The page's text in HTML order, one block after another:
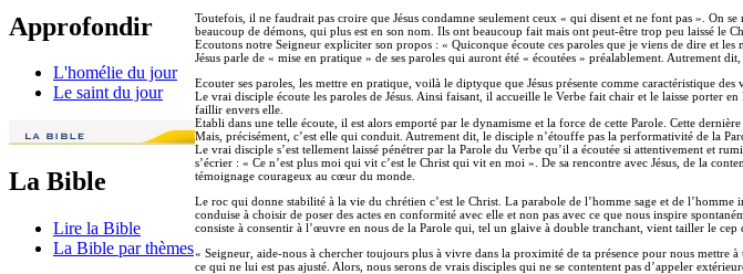
Approfondir
L'homélie du jour
Le saint du jour
La Bible
Lire la Bible
La Bible par thèmes
Toutefois, il ne faudrait pas croire que Jésus condamne seulement ceux « qui disent et ne font pas ». On
beaucoup de démons, qui plus est en son nom. Ils ont beaucoup fait mais ont peut-être trop peu laissé le
Ecoutons notre Seigneur expliciter son propos : « Quiconque écoute ces paroles que je viens de dire et
Jésus parle de « mise en pratique » de ses paroles qui auront été « écoutées » préalablement. Autrement
Ecouter ses paroles, les mettre en pratique, voilà le diptyque que Jésus présente comme caractéristique des
Le vrai disciple écoute les paroles de Jésus. Ainsi faisant, il accueille le Verbe fait chair et le laisse porter
faillir envers elle.
Etabli dans une telle écoute, il est alors emporté par le dynamisme et la force de cette Parole. Cette
Mais, précisément, c’est elle qui conduit. Autrement dit, le disciple n’étouffe pas la performativité de la
Le vrai disciple s’est tellement laissé pénétrer par la Parole du Verbe qu’il a écoutée si attentivement et
s’écrier : « Ce n’est plus moi qui vit c’est le Christ qui vit en moi ». De sa rencontre avec Jésus, de la
témoignage courageux au cœur du monde.
Le roc qui donne stabilité à la vie du chrétien c’est le Christ. La parabole de l’homme sage et de
conduise à choisir de poser des actes en conformité avec elle et non pas avec ce que nous inspire
consiste à consentir à l’œuvre en nous de la Parole qui, tel un glaive à double tranchant, vient tailler le cep
« Seigneur, aide-nous à chercher toujours plus à vivre dans la proximité de ta présence pour nous
ce qui ne lui est pas ajusté. Alors, nous serons de vrais disciples qui ne se contentent pas d’appeler